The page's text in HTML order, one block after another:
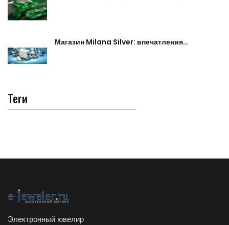
Магазин Milana Silver: впечатления…
Теги
Электронный ювелир